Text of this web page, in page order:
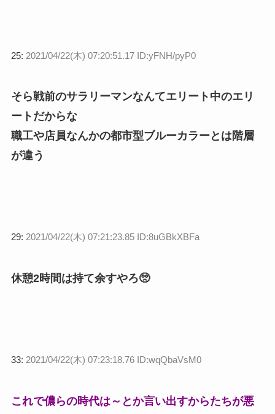
25: 2021/04/22(木) 07:20:51.17 ID:yFNH/pyP0
そら戦前のサラリーマンなんてエリート中のエリ
ートだからな
職工や店員なんかの都市型ブルーカラーとは階層
が違う
29: 2021/04/22(木) 07:21:23.85 ID:8uGBkXBFa
休憩2時間は持て余すやろ🥺
33: 2021/04/22(木) 07:23:18.76 ID:wqQbaVsM0
これで儂らの時代は～とか言い出すからたちが悪